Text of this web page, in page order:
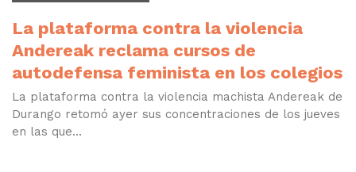
La plataforma contra la violencia
Andereak reclama cursos de
autodefensa feminista en los colegios
La plataforma contra la violencia machista Andereak de
Durango retomó ayer sus concentraciones de los jueves
en las que...